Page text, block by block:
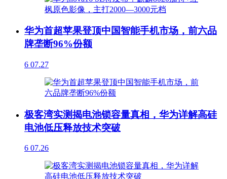
华为首超苹果登顶中国智能手机市场，前六品
牌垄断96%份额
6 07.27
极客湾实测揭电池锁容量真相，华为详解高硅
电池低压释放技术突破
6 07.26